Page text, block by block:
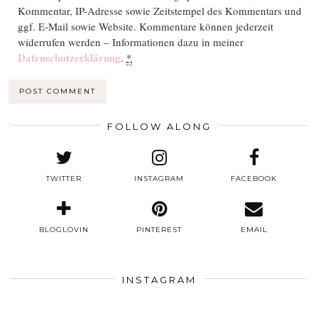
Kommentar, IP-Adresse sowie Zeitstempel des Kommentars und
ggf. E-Mail sowie Website. Kommentare können jederzeit
widerrufen werden – Informationen dazu in meiner
Datenschutzerklärung. *
FOLLOW ALONG
TWITTER INSTAGRAM FACEBOOK
BLOGLOVIN PINTEREST EMAIL
INSTAGRAM